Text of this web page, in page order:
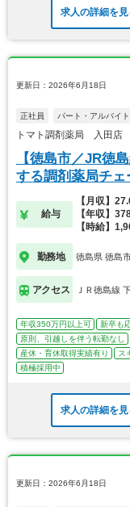
求人の詳細を見
更新日：2026年6月18日
正社員 パート・アルバイト
トマト調剤薬局 入田店
【徳島市／JR徳
する調剤薬局チェ
給与
【月収】
【年収】
【時給】
勤務地 徳島県 徳島
アクセス ＪＲ徳島線
年収350万円以上可 新卒も
原則、引越しを伴う転勤なし
産休・育休取得実績有り
ス
積極採用中
求人の詳細を見
更新日：2026年6月18日